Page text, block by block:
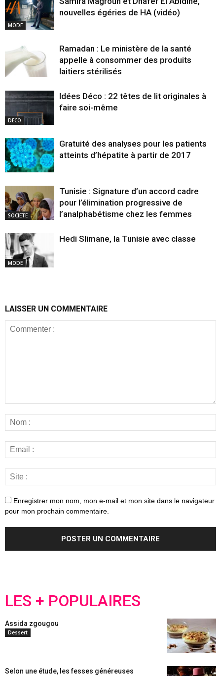
MODE
nouvelles égéries de HA (vidéo)
Ramadan : Le ministère de la santé
appelle à consommer des produits
laitiers stérilisés
DECO
Idées Déco : 22 têtes de lit originales à
faire soi-même
Gratuité des analyses pour les patients
atteints d’hépatite à partir de 2017
SOCIETE
Tunisie : Signature d’un accord cadre
pour l’élimination progressive de
l’analphabétisme chez les femmes
MODE
Hedi Slimane, la Tunisie avec classe
LAISSER UN COMMENTAIRE
Enregistrer mon nom, mon e-mail et mon site dans le navigateur
pour mon prochain commentaire.
LES + POPULAIRES
Assida zgougou
Dessert
Selon une étude, les fesses généreuses